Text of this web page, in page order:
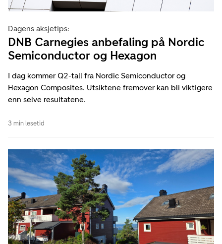
Dagens aksjetips:
DNB Carnegies anbefaling på Nordic
Semiconductor og Hexagon
I dag kommer Q2-tall fra Nordic Semiconductor og
Hexagon Composites. Utsiktene fremover kan bli viktigere
enn selve resultatene.
3 min lesetid